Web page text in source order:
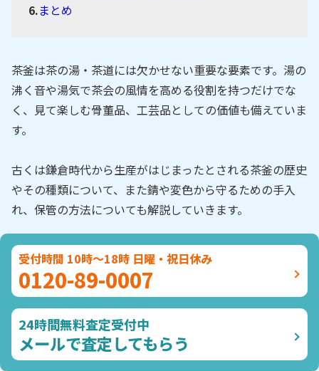
まとめ
茶釜は茶の湯・茶道には欠かせない重要な要素です。湯の
沸く音や湯気で茶会の風情を高める役割を持つだけでな
く、見て楽しむ骨董品、工芸品としての価値も備えていま
す。
古くは鎌倉時代から生産がはじまったとされる茶釜の歴史
やその種類について、また錆や変色から守るための手入
れ、保管の方法についても解説していきます。
受付時間 10時～18時 日曜・祝日休み
0120-89-0007
24時間無料査定受付中
メールで査定してもらう